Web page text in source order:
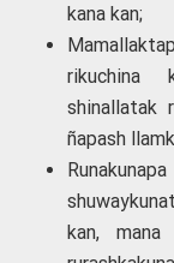
kana kan;
rikuchina
shinallatak
ñapash
kan, mana